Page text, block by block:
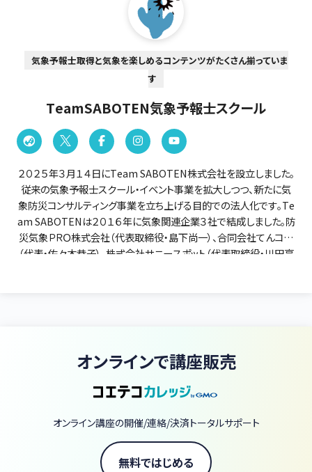
気象予報士取得と気象を楽しめるコンテンツがたくさん揃っていま
す
TeamSABOTEN気象予報士スクール
２０２５年３月１４日にTeam SABOTEN株式会社を設立しました。
従来の気象予報士スクール・イベント事業を拡大しつつ、新たに気
象防災コンサルティング事業を立ち上げる目的での法人化です。Te
am SABOTENは２０１６年に気象関連企業３社で結成しました。防
災気象ＰＲＯ株式会社（代表取締役・島下尚一）、合同会社てんコロ
（代表・佐々木恭子）、株式会社サニースポット（代表取締役・川田亮
るように教材や授業を作り上げていることです。局地気象予測や専
格を取得した方へのスキルアップ講座も充実させることができてい
アップ講座を、動画でも受講できるようにコエテコカレッジでの提供
を始めました。資格取得を目指す方も、すでに気象予報士になって
いる方も、共に学び、共に楽しみ、共に成長していきましょう。
オンラインで講座販売
オンライン講座の開催/連絡/決済トータルサポート
無料ではじめる